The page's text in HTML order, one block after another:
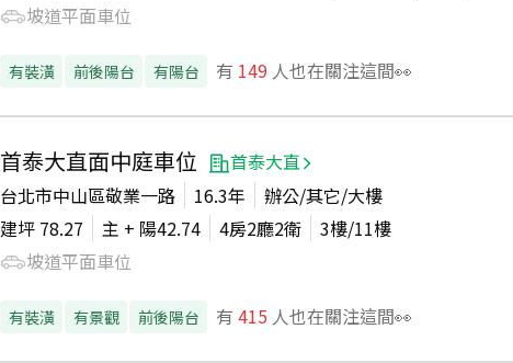
坡道平面車位
有裝潢 前後陽台 有陽台 有 149 人也在關注這間👀
首泰大直面中庭車位
首泰大直
台北市中山區敬業一路
16.3年
辦公/其它/大樓
建坪 78.27 主 + 陽42.74 4房2廳2衛 3樓/11樓
坡道平面車位
有裝潢 有景觀 前後陽台 有 415 人也在關注這間👀